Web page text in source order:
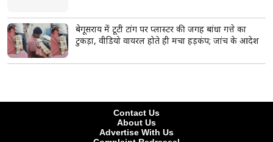
'पाकिस्तानी दिल से भारतीयों के दुश्मन नहीं', RSS प्रमुख
मोहन भागवत ने भारत-पाक संबंधों पर दिया बड़ा बयान
राघव चड्ढा की पीएम मोदी से मुलाकात, क्या पंजाब चुनाव से
पहले मिलेगी बड़ी जिम्मेदारी?